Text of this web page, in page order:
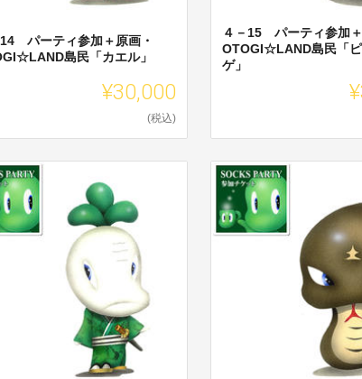
14 パーティ参加＋原画・
島民「カエル」
¥30,000
(税込)
４－15 パーティ参加＋
OTOGI☆LAND島民「
ゲ」